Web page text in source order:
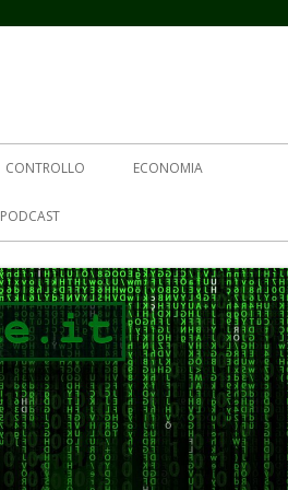
CONTROLLO ECONOMIA
PODCAST